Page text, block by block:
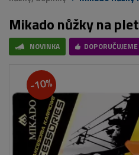
Mikado nůžky na
NOVINKA DOPORUČUJEME
-10%